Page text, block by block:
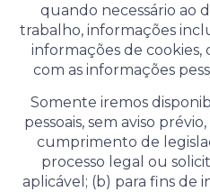
quando necessário ao
trabalho, informações
informações de cookies,
com as informações
Somente iremos
pessoais, sem aviso
cumprimento de
processo legal ou
aplicável; (b) para fins de